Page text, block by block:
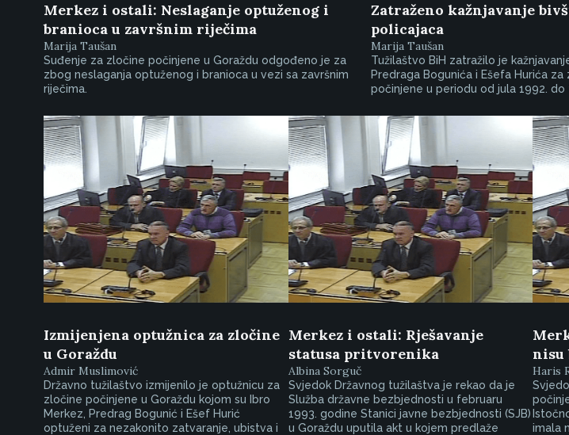
Merkez i ostali: Neslaganje optuženog i
branioca u završnim riječima
Marija Taušan
Suđenje za zločine počinjene u Goraždu odgođeno je za
zbog neslaganja optuženog i branioca u vezi sa završnim
riječima.
Zatraženo kažnjavanje
policajaca
Marija Taušan
Tužilaštvo BiH zatražilo je
Predraga Bogunića i Ešefa Hurića za
počinjene u periodu od jula 1992. do
Izmijenjena optužnica za zločine
u Goraždu
Admir Muslimović
Državno tužilaštvo izmijenilo je optužnicu za
zločine počinjene u Goraždu kojom su Ibro
Merkez, Predrag Bogunić i Ešef Hurić
optuženi za nezakonito zatvaranje, ubistva i
Merkez i ostali: Rješavanje
statusa pritvorenika
Albina Sorguč
Svjedok Državnog tužilaštva je rekao da je
Služba državne bezbjednosti u februaru
1993. godine Stanici javne bezbjednosti (SJB)
u Goraždu uputila akt u kojem predlaže
nisu
Haris
imala